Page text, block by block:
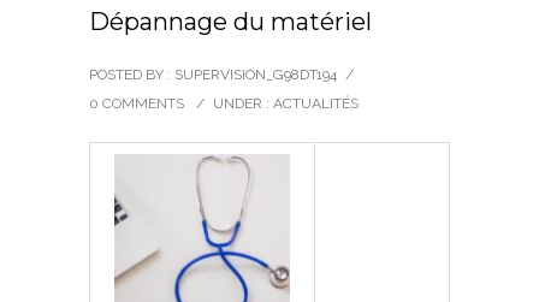
Dépannage du matériel
POSTED BY : SUPERVISION_G98DT194 /
0 COMMENTS
/ UNDER : ACTUALITÉS